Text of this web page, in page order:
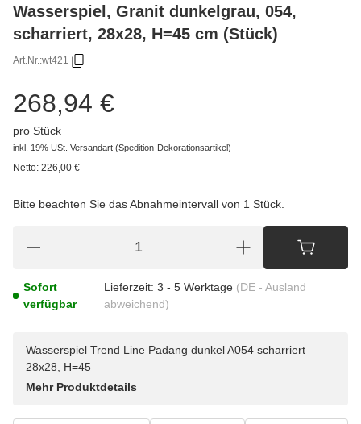
Wasserspiel, Granit dunkelgrau, 054,
scharriert, 28x28, H=45 cm (Stück)
Art.Nr.:wt421
268,94 €
pro Stück
inkl. 19% USt. Versandart (Spedition-Dekorationsartikel)
Netto: 226,00 €
Bitte beachten Sie das Abnahmeintervall von 1 Stück.
Sofort
verfügbar
Lieferzeit: 3 - 5 Werktage (DE - Ausland
abweichend)
Wasserspiel Trend Line Padang dunkel A054 scharriert
28x28, H=45
Mehr Produktdetails